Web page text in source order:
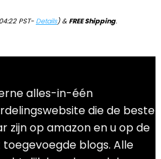
PST-Details)&FREE Shipping.
alles-in-één
die de beste
zijn op amazon en u op de
blogs. Alle